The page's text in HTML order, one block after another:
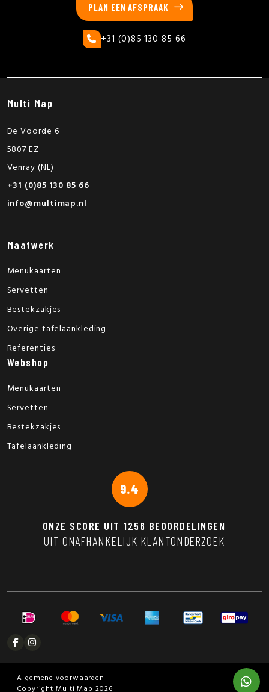
PLAN EEN AFSPRAAK
+31 (0)85 130 85 66
Multi Map
De Voorde 6
5807 EZ
Venray (NL)
+31 (0)85 130 85 66
info@multimap.nl
Maatwerk
Menukaarten
Servetten
Bestekzakjes
Overige tafelaankleding
Referenties
Webshop
Menukaarten
Servetten
Bestekzakjes
Tafelaankleding
9.4
ONZE SCORE UIT 1256 BEOORDELINGEN
UIT ONAFHANKELIJK KLANTONDERZOEK
Algemene voorwaarden
Copyright Multi Map 2026